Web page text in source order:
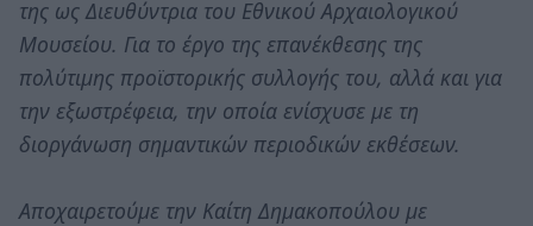
της ως Διευθύντρια του Εθνικού Αρχαιολογικού
Μουσείου. Για το έργο της επανέκθεσης της
πολύτιμης προϊστορικής συλλογής του, αλλά και για
την εξωστρέφεια, την οποία ενίσχυσε με τη
διοργάνωση σημαντικών περιοδικών εκθέσεων.
Αποχαιρετούμε την Καίτη Δημακοπούλου με